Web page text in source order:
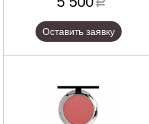
Оставить заявку